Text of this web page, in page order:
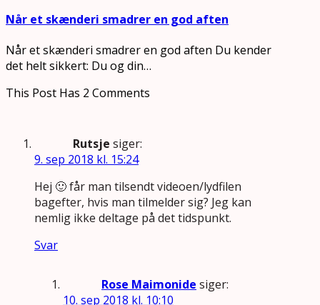
Når et skænderi smadrer en god aften
Når et skænderi smadrer en god aften Du kender
det helt sikkert: Du og din…
This Post Has 2 Comments
Rutsje siger:
9. sep 2018 kl. 15:24
Hej 🙂 får man tilsendt videoen/lydfilen
bagefter, hvis man tilmelder sig? Jeg kan
nemlig ikke deltage på det tidspunkt.
Svar
Rose Maimonide siger:
10. sep 2018 kl. 10:10